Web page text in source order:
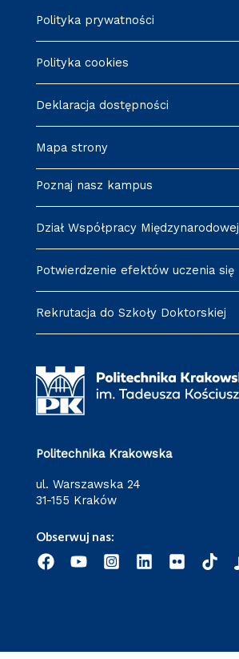
Polityka prywatności
Polityka cookies
Deklaracja dostępności
Mapa strony
Poznaj nasz kampus
Dział Współpracy Międzynarodowej
Potwierdzenie efektów uczenia się
Rekrutacja do Szkoły Doktorskiej
Politechnika Krakowska
ul. Warszawska 24
31-155 Kraków
Obserwuj nas: